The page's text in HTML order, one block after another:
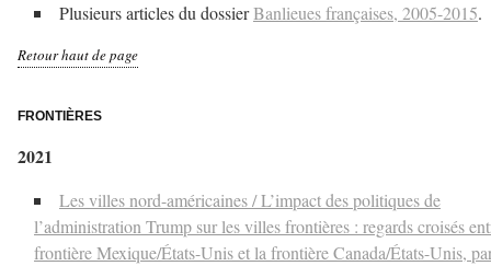
Plusieurs articles du dossierBanlieues françaises, 2005-2015.
Retour haut de page
FRONTIÈRES
2021
Les villes nord-américaines / L’impact des politiques de
l’administration Trump sur les villes frontières : regards croisés
frontière Mexique/États-Unis et la frontière Canada/États-Unis,